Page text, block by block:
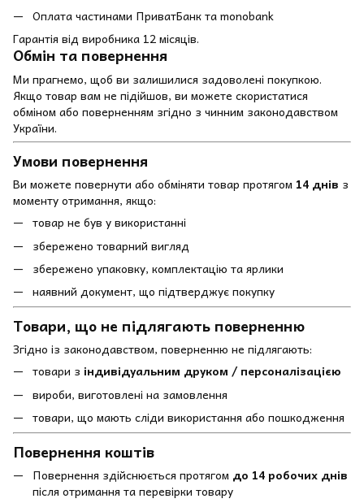
Оплата частинами ПриватБанк та monobank
Гарантія від виробника 12 місяців.
Обмін та повернення
Ми прагнемо, щоб ви залишилися задоволені покупкою.
Якщо товар вам не підійшов, ви можете скористатися
обміном або поверненням згідно з чинним законодавством
України.
Умови повернення
Ви можете повернути або обміняти товар протягом 14 днів з
моменту отримання, якщо:
товар не був у використанні
збережено товарний вигляд
збережено упаковку, комплектацію та ярлики
наявний документ, що підтверджує покупку
Товари, що не підлягають поверненню
Згідно із законодавством, поверненню не підлягають:
товари з індивідуальним друком / персоналізацією
вироби, виготовлені на замовлення
товари, що мають сліди використання або пошкодження
Повернення коштів
Повернення здійснюється протягом до 14 робочих днів
після отримання та перевірки товару